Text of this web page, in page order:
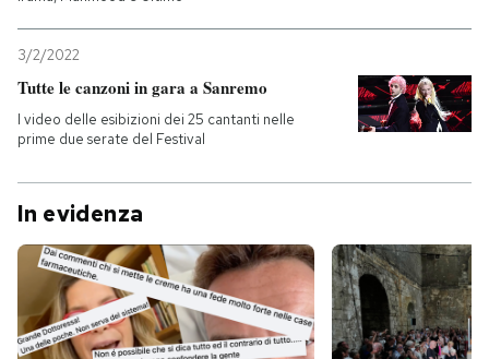
3/2/2022
Tutte le canzoni in gara a Sanremo
I video delle esibizioni dei 25 cantanti nelle
prime due serate del Festival
In evidenza